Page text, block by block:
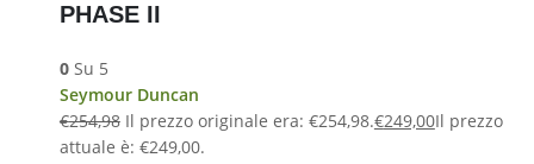
PHASE II
0Su 5
Seymour Duncan
€254,98 Il prezzo originale era: €254,98.€249,00Il prezzo
attuale è: €249,00.